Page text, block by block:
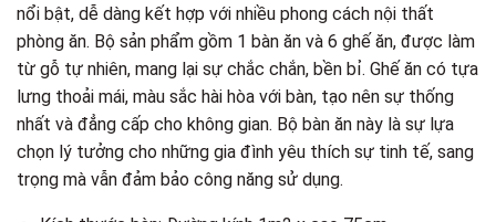
nổi bật, dễ dàng kết hợp với nhiều phong cách nội thất
phòng ăn. Bộ sản phẩm gồm 1 bàn ăn và 6 ghế ăn, được làm
từ gỗ tự nhiên, mang lại sự chắc chắn, bền bỉ. Ghế ăn có tựa
lưng thoải mái, màu sắc hài hòa với bàn, tạo nên sự thống
nhất và đẳng cấp cho không gian. Bộ bàn ăn này là sự lựa
chọn lý tưởng cho những gia đình yêu thích sự tinh tế, sang
trọng mà vẫn đảm bảo công năng sử dụng.